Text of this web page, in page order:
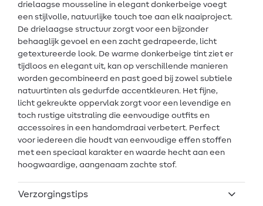
drielaagse mousseline in elegant donkerbeige voegt
een stijlvolle, natuurlijke touch toe aan elk naaiproject.
De drielaagse structuur zorgt voor een bijzonder
behaaglijk gevoel en een zacht gedrapeerde, licht
getextureerde look. De warme donkerbeige tint ziet er
tijdloos en elegant uit, kan op verschillende manieren
worden gecombineerd en past goed bij zowel subtiele
natuurtinten als gedurfde accentkleuren. Het fijne,
licht gekreukte oppervlak zorgt voor een levendige en
toch rustige uitstraling die eenvoudige outfits en
accessoires in een handomdraai verbetert. Perfect
voor iedereen die houdt van eenvoudige effen stoffen
met een speciaal karakter en waarde hecht aan een
hoogwaardige, aangenaam zachte stof.
Verzorgingstips